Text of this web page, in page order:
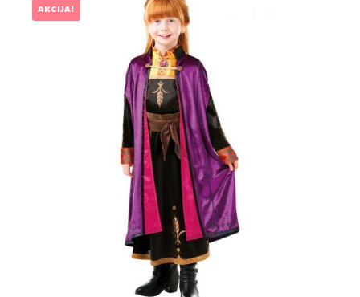
AKCIJA!